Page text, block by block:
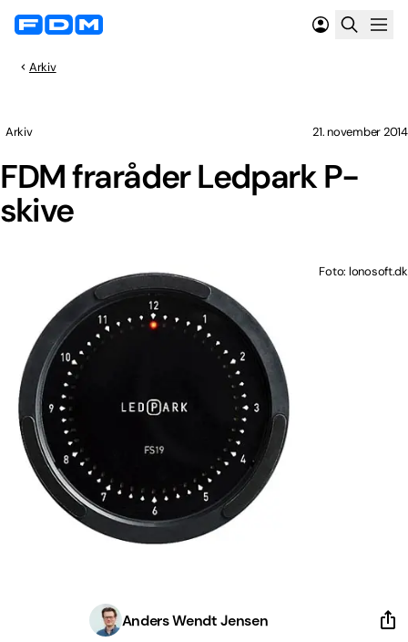
Arkiv
FDM fraråder Ledpark P-
skive
Arkiv 21. november 2014
Foto: lonosoft.dk
Anders Wendt Jensen